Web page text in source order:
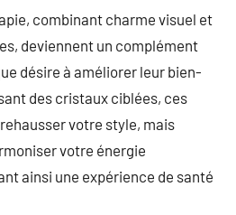
combinant charme visuel et
deviennent un complément
désire à améliorer leur bien-
des cristaux ciblées, ces
votre style, mais
votre énergie
ainsi une expérience de santé